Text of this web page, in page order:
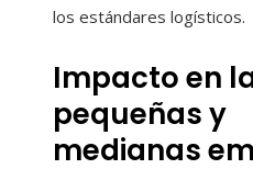
los estándares logísticos.
Impacto en
pequeñas y
medianas